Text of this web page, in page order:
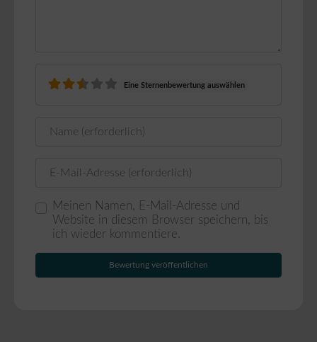
Eine Sternenbewertung auswählen
Meinen Namen, E-Mail-Adresse und
Website in diesem Browser speichern, bis
ich wieder kommentiere.